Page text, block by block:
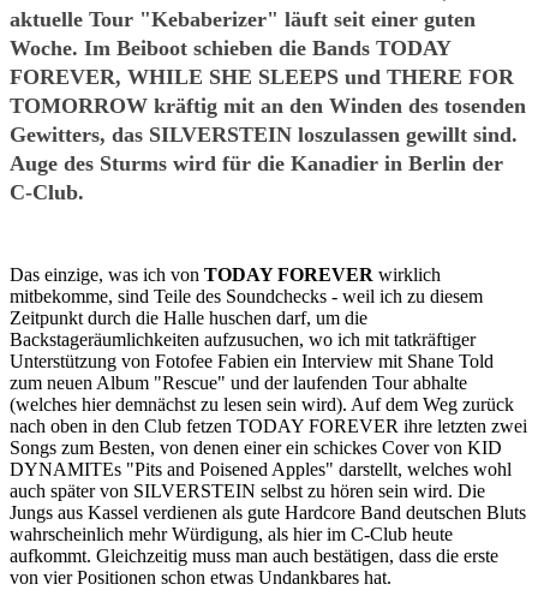
aktuelle Tour "Kebaberizer" läuft seit einer guten
Woche. Im Beiboot schieben die Bands TODAY
FOREVER, WHILE SHE SLEEPS und THERE FOR
TOMORROW kräftig mit an den Winden des tosenden
Gewitters, das SILVERSTEIN loszulassen gewillt sind.
Auge des Sturms wird für die Kanadier in Berlin der
C-Club.
Das einzige, was ich von TODAY FOREVER wirklich
mitbekomme, sind Teile des Soundchecks - weil ich zu diesem
Zeitpunkt durch die Halle huschen darf, um die
Backstageräumlichkeiten aufzusuchen, wo ich mit tatkräftiger
Unterstützung von Fotofee Fabien ein Interview mit Shane Told
zum neuen Album "Rescue" und der laufenden Tour abhalte
(welches hier demnächst zu lesen sein wird). Auf dem Weg zurück
nach oben in den Club fetzen TODAY FOREVER ihre letzten zwei
Songs zum Besten, von denen einer ein schickes Cover von KID
DYNAMITEs "Pits and Poisened Apples" darstellt, welches wohl
auch später von SILVERSTEIN selbst zu hören sein wird. Die
Jungs aus Kassel verdienen als gute Hardcore Band deutschen Bluts
wahrscheinlich mehr Würdigung, als hier im C-Club heute
aufkommt. Gleichzeitig muss man auch bestätigen, dass die erste
von vier Positionen schon etwas Undankbares hat.